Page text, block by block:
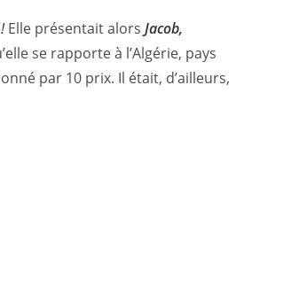
Elle présentait alors Jacob,
se rapporte à l’Algérie, pays
par 10 prix. Il était, d’ailleurs,